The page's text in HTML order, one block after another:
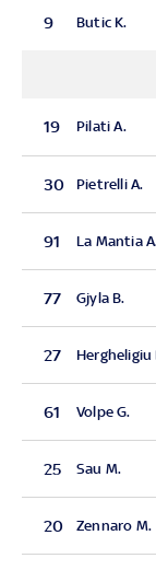
9 Butic K.
19 Pilati A.
30 Pietrelli A.
91 La Mantia
77 Gjyla B.
27 Hergheligiu
61 Volpe G.
25 Sau M.
20 Zennaro M.